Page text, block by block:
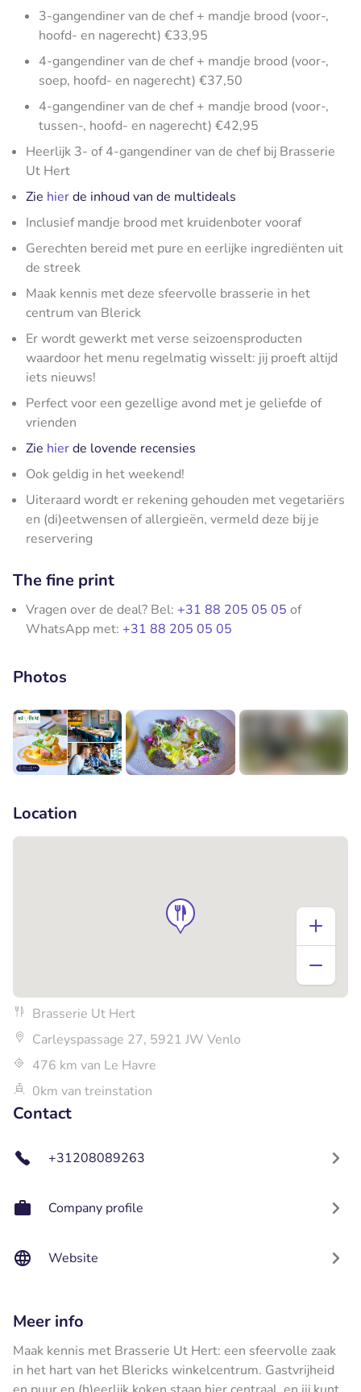
3-gangendiner van de chef + mandje brood (voor-,
hoofd- en nagerecht) €33,95
4-gangendiner van de chef + mandje brood (voor-,
soep, hoofd- en nagerecht) €37,50
4-gangendiner van de chef + mandje brood (voor-,
tussen-, hoofd- en nagerecht) €42,95
Heerlijk 3- of 4-gangendiner van de chef bij Brasserie
Ut Hert
Zie hierde inhoud van de multideals
Inclusief mandje brood met kruidenboter vooraf
Gerechten bereid met pure en eerlijke ingrediënten uit
de streek
Maak kennis met deze sfeervolle brasserie in het
centrum van Blerick
Er wordt gewerkt met verse seizoensproducten
waardoor het menu regelmatig wisselt: jij proeft altijd
iets nieuws!
Perfect voor een gezellige avond met je geliefde of
vrienden
Zie hierde lovende recensies
Ook geldig in het weekend!
Uiteraard wordt er rekening gehouden met vegetariërs
en (di)eetwensen of allergieën, vermeld deze bij je
reservering
The fine print
Vragen over de deal? Bel: +31 88 205 05 05 of
WhatsApp met: +31 88 205 05 05
Photos
Location
Brasserie Ut Hert
Carleyspassage 27, 5921 JW Venlo
476 km van Le Havre
0km van treinstation
Contact
+31208089263
Company profile
Website
Meer info
Maak kennis met Brasserie Ut Hert: een sfeervolle zaak
in het hart van het Blericks winkelcentrum. Gastvrijheid